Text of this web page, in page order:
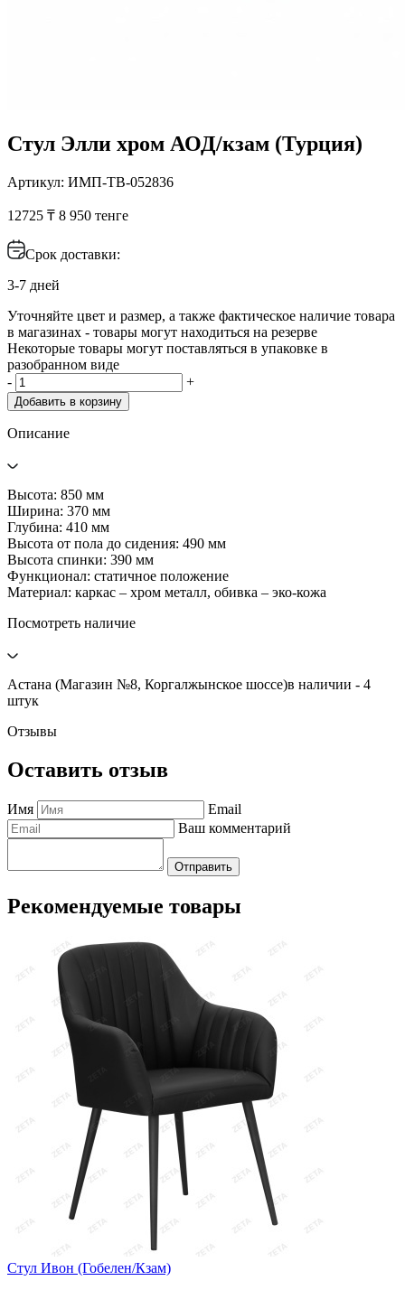
Стул Элли хром АОД/кзам (Турция)
Артикул: ИМП-ТВ-052836
12725 ₸ 8 950 тенге
Срок доставки:
3-7 дней
Уточняйте цвет и размер, а также фактическое наличие товара
в магазинах - товары могут находиться на резерве
Некоторые товары могут поставляться в упаковке в
разобранном виде
-
+
Добавить в корзину
Описание
Высота: 850 мм
Ширина: 370 мм
Глубина: 410 мм
Высота от пола до сидения: 490 мм
Высота спинки: 390 мм
Функционал: статичное положение
Материал: каркас – хром металл, обивка – эко-кожа
Посмотреть наличие
Астана (Магазин №8, Коргалжынское шоссе)в наличии - 4
штук
Отзывы
Оставить отзыв
Имя
Email
Ваш комментарий
Отправить
Рекомендуемые товары
Стул Ивон (Гобелен/Кзам)